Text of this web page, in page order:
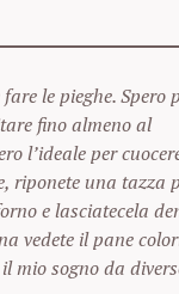
le pieghe. Spero
fino almeno al
l’ideale per
riponete una tazza
e lasciatecela
vedete il pane
mio sogno da